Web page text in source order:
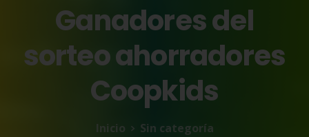
Ganadoresdel
sorteoahorradores
Coopkids
Inicio
Sin categoría